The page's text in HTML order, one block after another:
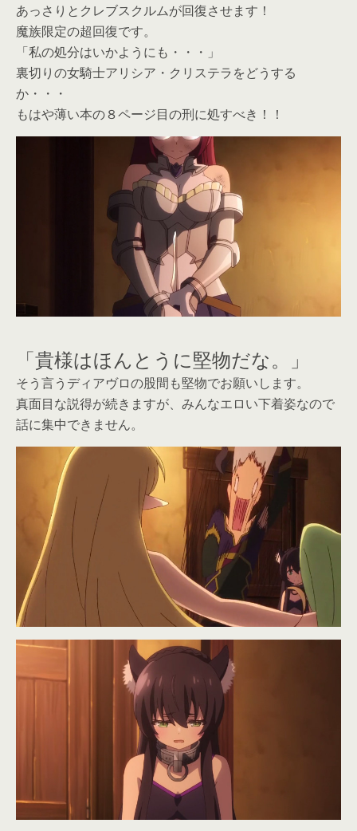
あっさりとクレブスクルムが回復させます！
魔族限定の超回復です。
「私の処分はいかようにも・・・」
裏切りの女騎士アリシア・クリステラをどうする
か・・・
もはや薄い本の８ページ目の刑に処すべき！！
「貴様はほんとうに堅物だな。」
そう言うディアヴロの股間も堅物でお願いします。
真面目な説得が続きますが、みんなエロい下着姿なので
話に集中できません。